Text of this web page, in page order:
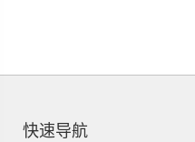
快速导航